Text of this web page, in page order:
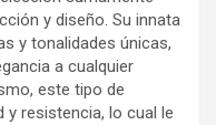
y diseño. Su innata
y tonalidades únicas,
a cualquier
este tipo de
y resistencia, lo cual le